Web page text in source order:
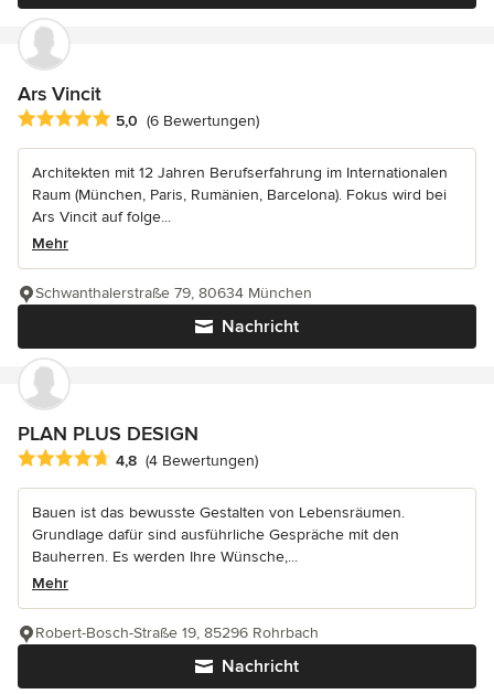
Ars Vincit
Durchschnittliche Bewertung: 5 von 5 Sternen
5,0 (6 Bewertungen)
Architekten mit 12 Jahren Berufserfahrung im Internationalen
Raum (München, Paris, Rumänien, Barcelona). Fokus wird bei
Ars Vincit auf folge...
Mehr
Nachricht
Schwanthalerstraße 79, 80634 München
PLAN PLUS DESIGN
Durchschnittliche Bewertung: 4.8 von 5 Sternen
4,8 (4 Bewertungen)
Bauen ist das bewusste Gestalten von Lebensräumen.
Grundlage dafür sind ausführliche Gespräche mit den
Bauherren. Es werden Ihre Wünsche,...
Mehr
Nachricht
Robert-Bosch-Straße 19, 85296 Rohrbach